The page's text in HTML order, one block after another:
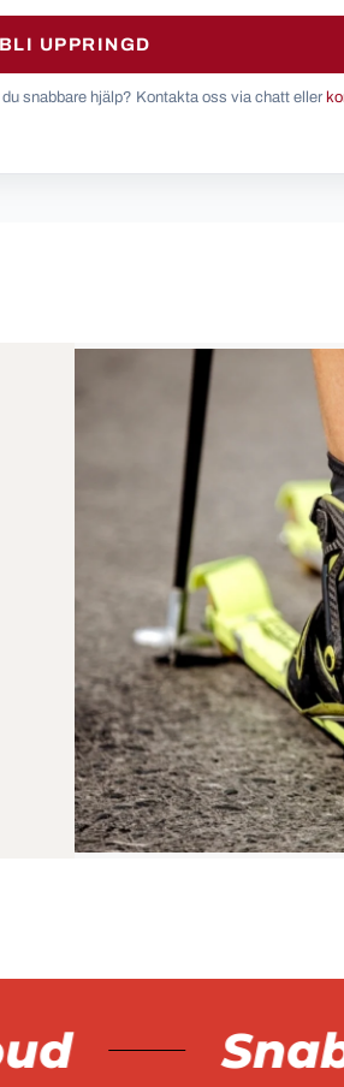
BLI UPPRINGD
snabbare hjälp? Kontakta oss via chatt eller